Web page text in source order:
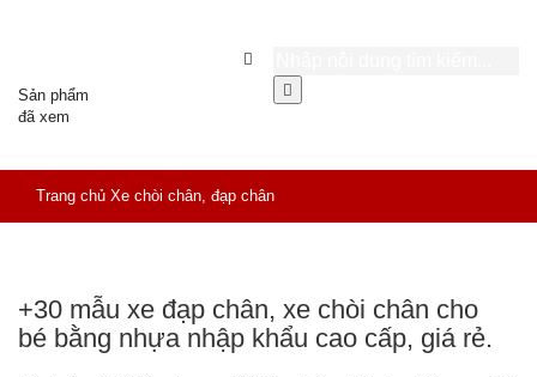
Sản phẩm
đã xem
Trang chủ Xe chòi chân, đạp chân
+30 mẫu xe đạp chân, xe chòi chân cho
bé bằng nhựa nhập khẩu cao cấp, giá rẻ.